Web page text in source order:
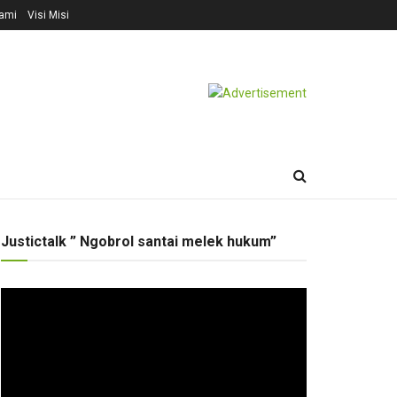
Visi Misi
Justictalk ” Ngobrol santai melek hukum”